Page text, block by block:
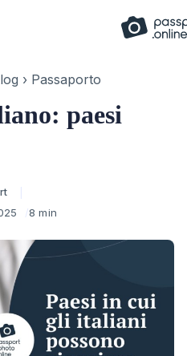
› Passaporto
paesi
8 min